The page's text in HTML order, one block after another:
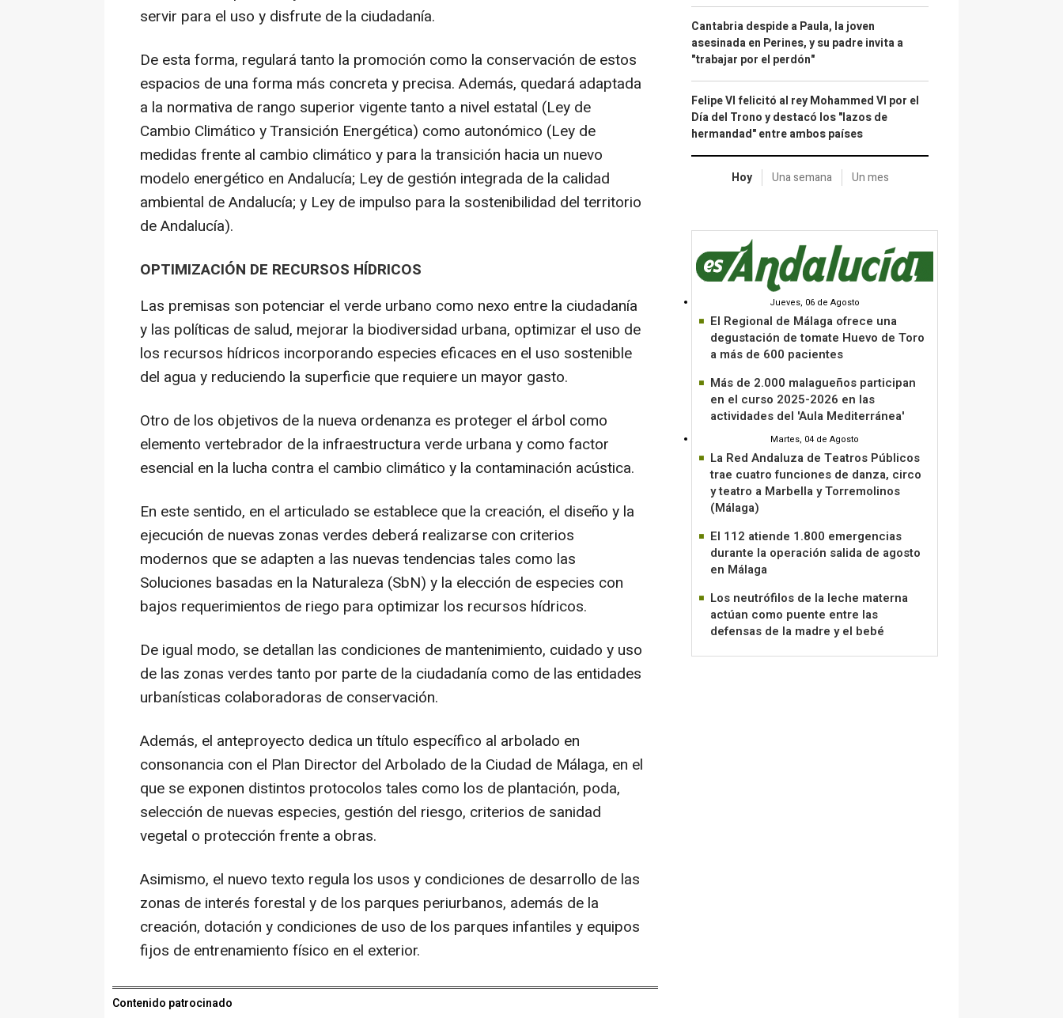
servir para el uso y disfrute de la ciudadanía.
De esta forma, regulará tanto la promoción como la conservación de estos
espacios de una forma más concreta y precisa. Además, quedará adaptada
a la normativa de rango superior vigente tanto a nivel estatal (Ley de
Cambio Climático y Transición Energética) como autonómico (Ley de
medidas frente al cambio climático y para la transición hacia un nuevo
modelo energético en Andalucía; Ley de gestión integrada de la calidad
ambiental de Andalucía; y Ley de impulso para la sostenibilidad del territorio
de Andalucía).
OPTIMIZACIÓN DE RECURSOS HÍDRICOS
Las premisas son potenciar el verde urbano como nexo entre la ciudadanía
y las políticas de salud, mejorar la biodiversidad urbana, optimizar el uso de
los recursos hídricos incorporando especies eficaces en el uso sostenible
del agua y reduciendo la superficie que requiere un mayor gasto.
Otro de los objetivos de la nueva ordenanza es proteger el árbol como
elemento vertebrador de la infraestructura verde urbana y como factor
esencial en la lucha contra el cambio climático y la contaminación acústica.
En este sentido, en el articulado se establece que la creación, el diseño y la
ejecución de nuevas zonas verdes deberá realizarse con criterios
modernos que se adapten a las nuevas tendencias tales como las
Soluciones basadas en la Naturaleza (SbN) y la elección de especies con
bajos requerimientos de riego para optimizar los recursos hídricos.
De igual modo, se detallan las condiciones de mantenimiento, cuidado y uso
de las zonas verdes tanto por parte de la ciudadanía como de las entidades
urbanísticas colaboradoras de conservación.
Además, el anteproyecto dedica un título específico al arbolado en
consonancia con el Plan Director del Arbolado de la Ciudad de Málaga, en el
que se exponen distintos protocolos tales como los de plantación, poda,
selección de nuevas especies, gestión del riesgo, criterios de sanidad
vegetal o protección frente a obras.
Asimismo, el nuevo texto regula los usos y condiciones de desarrollo de las
zonas de interés forestal y de los parques periurbanos, además de la
creación, dotación y condiciones de uso de los parques infantiles y equipos
fijos de entrenamiento físico en el exterior.
Contenido patrocinado
Cantabria despide a Paula, la joven
asesinada en Perines, y su padre invita a
"trabajar por el perdón"
Felipe VI felicitó al rey Mohammed VI por el
Día del Trono y destacó los "lazos de
hermandad" entre ambos países
Hoy Una semana Un mes
Jueves, 06 de Agosto
El Regional de Málaga ofrece una
degustación de tomate Huevo de Toro
a más de 600 pacientes
Más de 2.000 malagueños participan
en el curso 2025-2026 en las
actividades del 'Aula Mediterránea'
Martes, 04 de Agosto
La Red Andaluza de Teatros Públicos
trae cuatro funciones de danza, circo
y teatro a Marbella y Torremolinos
(Málaga)
El 112 atiende 1.800 emergencias
durante la operación salida de agosto
en Málaga
Los neutrófilos de la leche materna
actúan como puente entre las
defensas de la madre y el bebé